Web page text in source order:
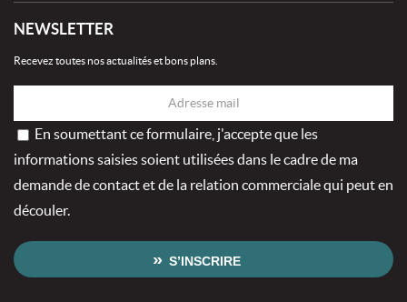
NEWSLETTER
Recevez toutes nos actualités et bons plans.
En soumettant ce formulaire, j'accepte que les
informations saisies soient utilisées dans le cadre de ma
demande de contact et de la relation commerciale qui peut en
découler.
S’INSCRIRE